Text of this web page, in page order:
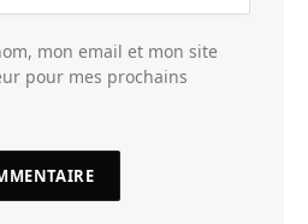
mon email et mon site
pour mes prochains